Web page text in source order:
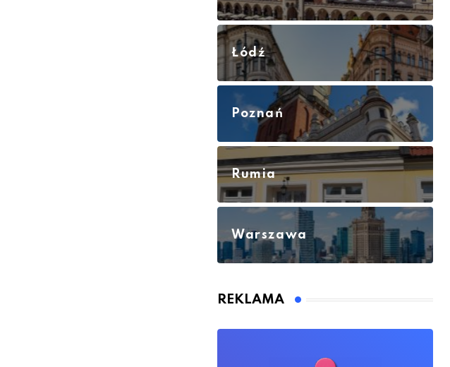
Łódź
Poznań
Rumia
Warszawa
REKLAMA